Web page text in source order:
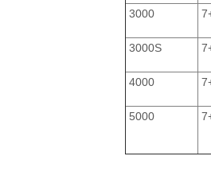
3000
3000S
4000
5000